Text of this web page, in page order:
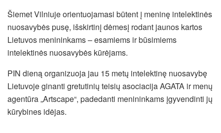
Šiemet Vilniuje orientuojamasi būtent į meninę intelektinės
nuosavybės pusę, išskirtinį dėmesį rodant jaunos kartos
Lietuvos menininkams – esamiems ir būsimiems
intelektinės nuosavybės kūrėjams.
PIN dieną organizuoja jau 15 metų intelektinę nuosavybę
Lietuvoje ginanti gretutinių teisių asociacija AGATA ir menų
agentūra „Artscape“, padedanti menininkams įgyvendinti jų
kūrybines idėjas.